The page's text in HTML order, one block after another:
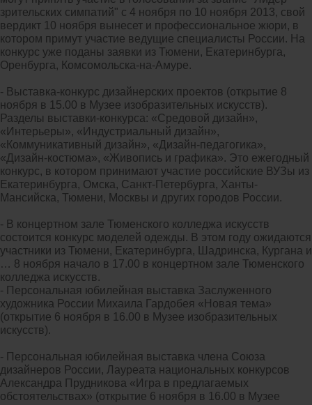
зрительских симпатий" с 4 ноября по 10 ноября 2013, свой
вердикт 10 ноября вынесет и профессиональное жюри, в
котором примут участие ведущие специалисты России. На
конкурс уже поданы заявки из Тюмени, Екатеринбурга,
Оренбурга, Комсомольска-на-Амуре.
- Выставка-конкурс дизайнерских проектов (открытие 8
ноября в 15.00 в Музее изобразительных искусств).
Разделы выставки-конкурса: «Средовой дизайн»,
«Интерьеры», «Индустриальный дизайн»,
«Коммуникативный дизайн», «Дизайн-педагогика»,
«Дизайн-костюма», «Живопись и графика». Это ежегодный
конкурс, в котором принимают участие российские ВУЗы из
Екатеринбурга, Омска, Санкт-Петербурга, Ханты-
Мансийска, Тюмени, Москвы и других городов России.
- В концертном зале Тюменского колледжа искусств
состоится конкурс моделей одежды. В этом году ожидаются
участники из Тюмени, Екатеринбурга, Шадринска, Кургана и
… 8 ноября начало в 17.00 в концертном зале Тюменского
колледжа искусств.
- Персональная юбилейная выставка Заслуженного
художника России Михаила Гардобея «Новая тема»
(открытие 6 ноября в 16.00 в Музее изобразительных
искусств).
- Персональная юбилейная выставка члена Союза
дизайнеров России, Лауреата национальных конкурсов
Александра Прудникова «Игра в предлагаемых
обстоятельствах» (открытие 6 ноября в 16.00 в Музее